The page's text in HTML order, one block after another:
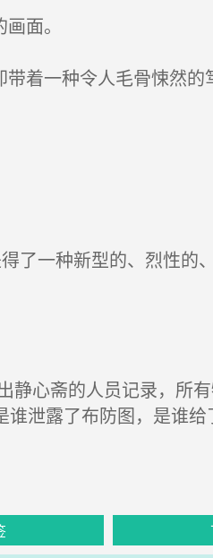
面。
着一种令人毛骨悚然的
了一种新型的、烈性的
心斋的人员记录，所有
泄露了布防图，是谁